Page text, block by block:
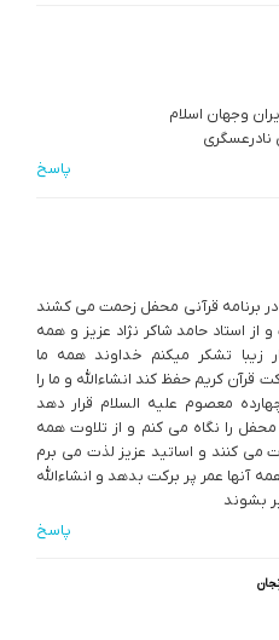
وجهان اسلام
نادرعسگری
پاسخ
برنامه قرآنی محفل زحمت می کشند
از استاد حامد شاکر نژاد عزیز و همه
زیبا تشکر میکنم خداوند همه ما
قرآن کریم حفظ کند انشاءالله و ما را
معصوم علیه السلام قرار دهد
محفل را نگاه می کنم و از تلاوت همه
می کنند و اساتید عزیز لذت می برم
آنها عمر پر برکت بدهد و انشاءالله
بشوند
پاسخ